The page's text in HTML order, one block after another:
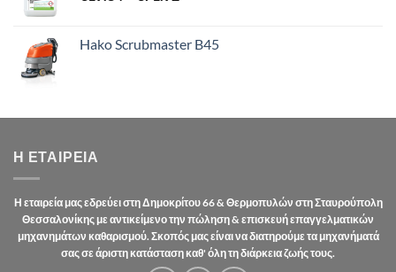
through
Hako Scrubmaster B45
Η ΕΤΑΙΡΕΊΑ
Η εταιρεία μας εδρεύει στη Δημοκρίτου 66 & Θερμοπυλών στη Σταυρούπολη
Θεσσαλονίκης με αντικείμενο την πώληση & επισκευή επαγγελματικών
μηχανημάτων καθαρισμού. Σκοπός μας είναι να διατηρούμε τα μηχανήματά
σας σε άριστη κατάσταση καθ' όλη τη διάρκεια ζωής τους.